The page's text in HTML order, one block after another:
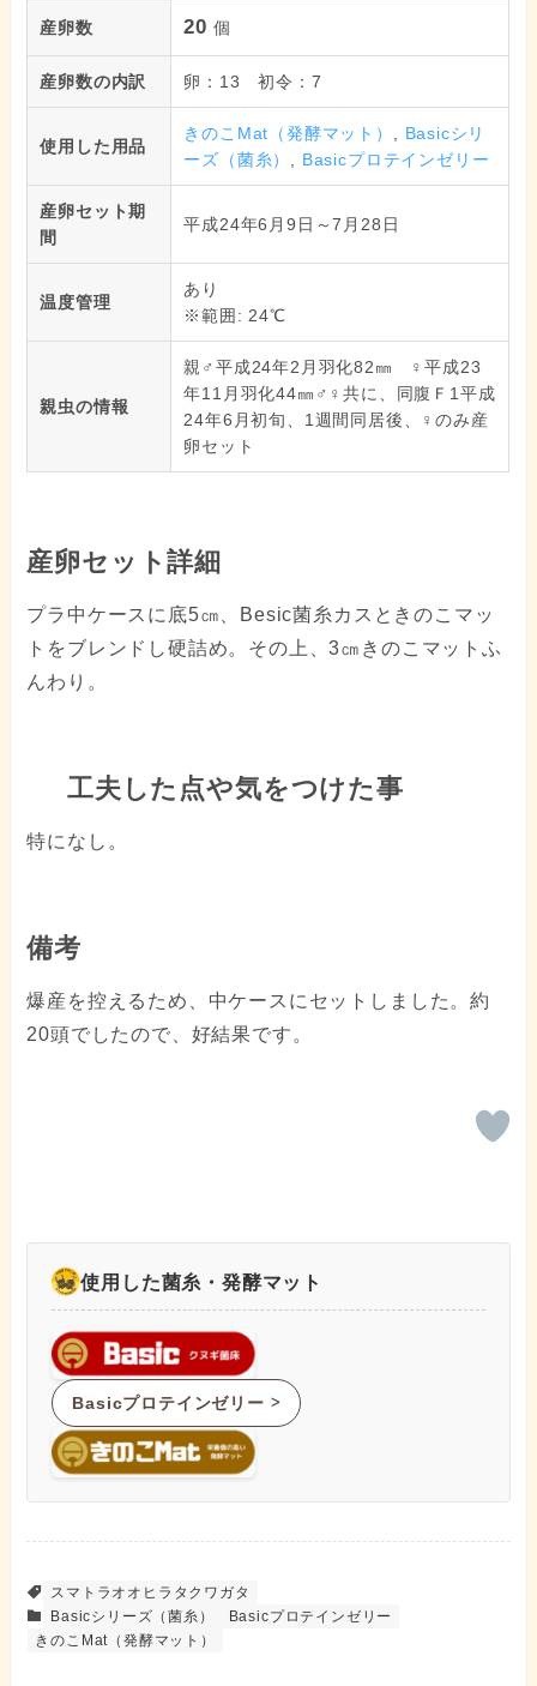
産卵数 20 個
産卵数の内訳 卵：13 初令：7
使用した用品
きのこMat（発酵マット） , Basicシリ
ーズ（菌糸） , Basicプロテインゼリー
産卵セット期
間
平成24年6月9日～7月28日
温度管理
あり
※範囲: 24℃
親虫の情報
親♂平成24年2月羽化82㎜ ♀平成23
年11月羽化44㎜♂♀共に、同腹Ｆ1平成
24年6月初旬、1週間同居後、♀のみ産
卵セット
産卵セット詳細
プラ中ケースに底5㎝、Besic菌糸カスときのこマッ
トをブレンドし硬詰め。その上、3㎝きのこマットふ
んわり。
工夫した点や気をつけた事
特になし。
備考
爆産を控えるため、中ケースにセットしました。約
20頭でしたので、好結果です。
使用した菌糸・発酵マット
Basicプロテインゼリー ᐳ
スマトラオオヒラタクワガタ
Basicシリーズ（菌糸）
Basicプロテインゼリー
きのこMat（発酵マット）